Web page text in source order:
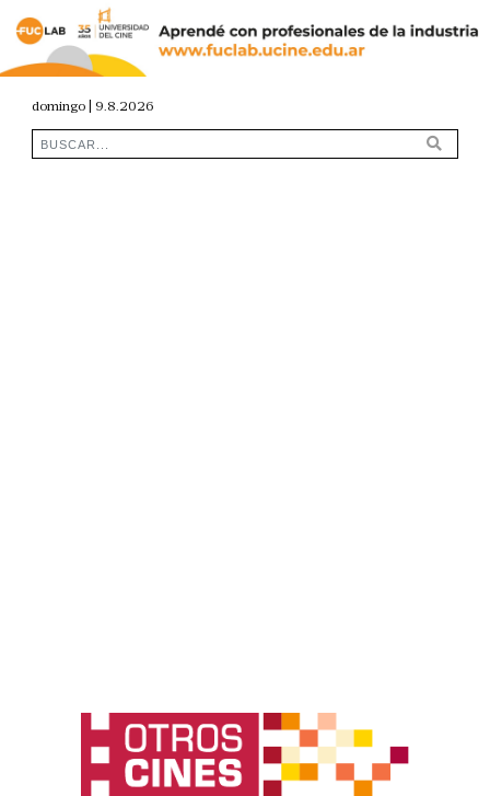
domingo | 9.8.2026